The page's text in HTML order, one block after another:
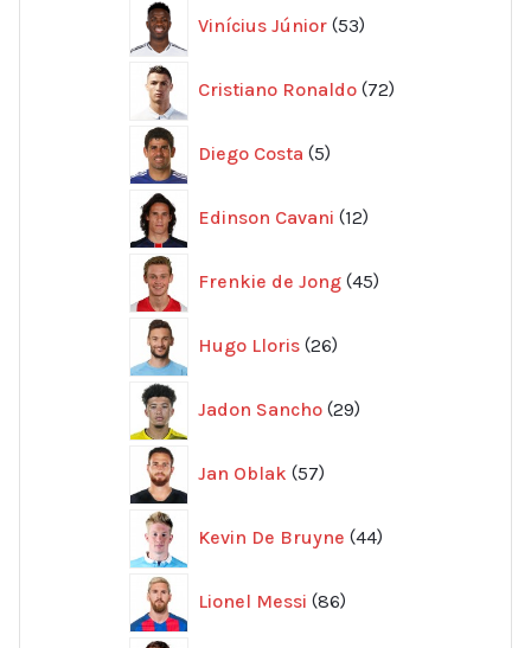
Vinícius Júnior 53
produkter
Cristiano Ronaldo 72
produkter
Diego Costa 5
produkter
Edinson Cavani 12
produkter
Frenkie de Jong 45
produkter
Hugo Lloris 26
produkter
Jadon Sancho 29
produkter
Jan Oblak 57
produkter
Kevin De Bruyne 44
produkter
Lionel Messi 86
produkter